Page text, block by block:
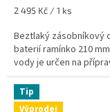
Měrná
2 495 Kč / 1 ks
Beztlaký zásobníkový
baterií ramínko 210
vody je určen na
Tip
Výprodej